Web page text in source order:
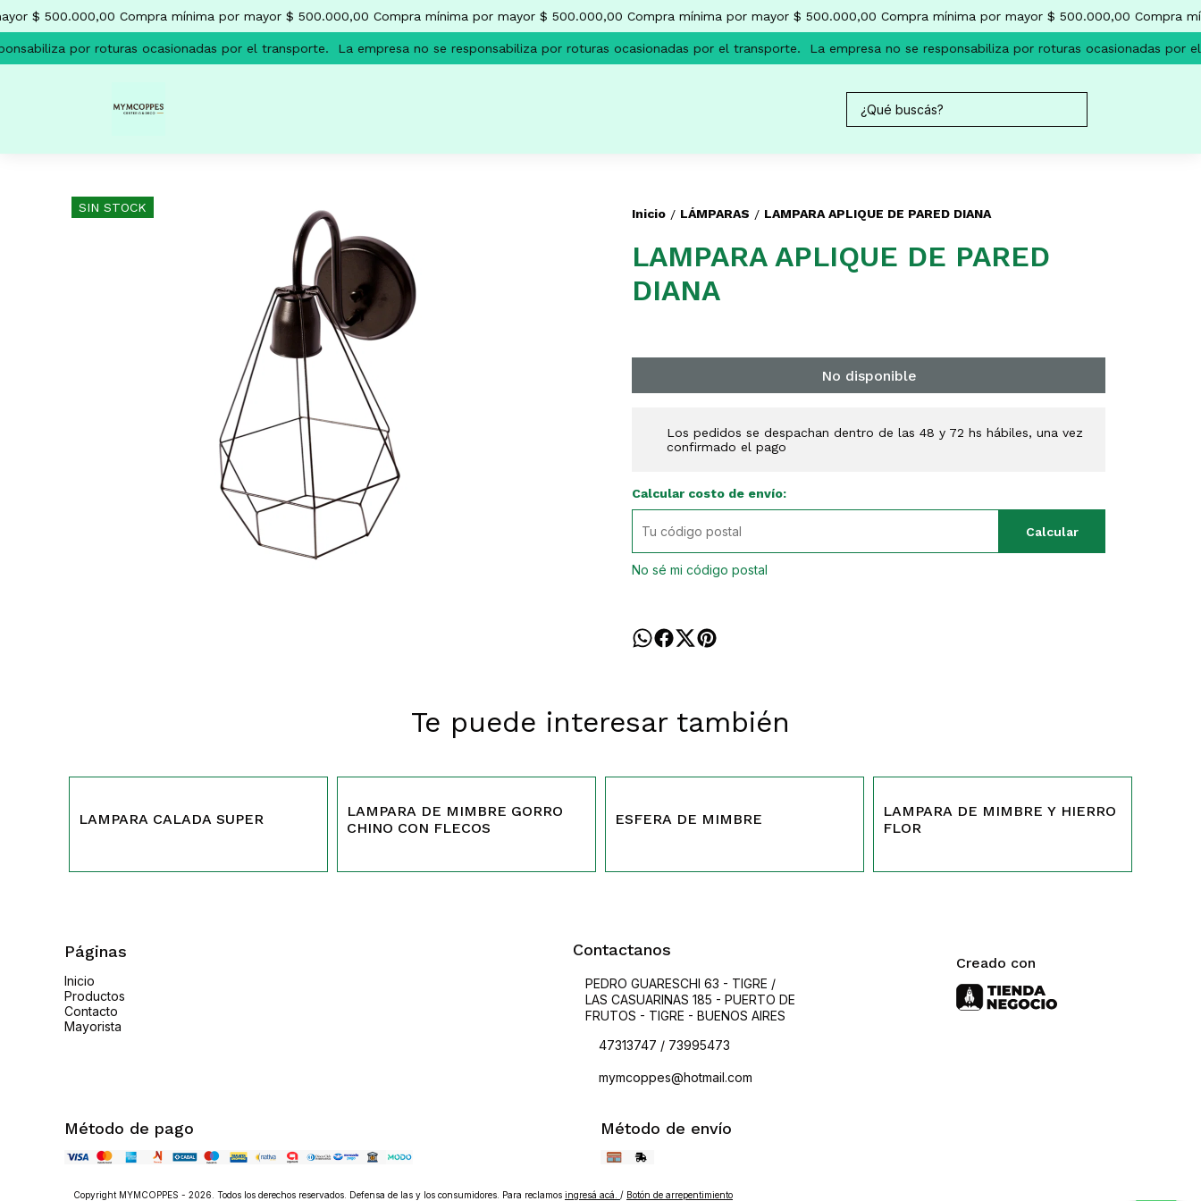
$ 500.000,00 Compra mínima por mayor $ 500.000,00 Compra mínima por mayor $ 500.000,00 Compra mínima por mayor $ 500.000,00 Compra mínima por mayor $ 500.000,00 Compra
por roturas ocasionadas por el transporte. La empresa no se responsabiliza por roturas ocasionadas por el transporte. La empresa no se responsabiliza por roturas ocasionadas por
SIN STOCK Inicio / LÁMPARAS / LAMPARA APLIQUE DE PARED DIANA
LAMPARA APLIQUE DE PARED
DIANA
No disponible
Los pedidos se despachan dentro de las 48 y 72 hs hábiles, una vez
confirmado el pago
Calcular costo de envío:
Calcular
No sé mi código postal
Te puede interesar también
LAMPARA CALADA SUPER
LAMPARA DE MIMBRE GORRO
CHINO CON FLECOS
ESFERA DE MIMBRE
LAMPARA DE MIMBRE Y HIERRO
FLOR
Páginas
Inicio
Productos
Contacto
Mayorista
Contactanos
PEDRO GUARESCHI 63 - TIGRE /
LAS CASUARINAS 185 - PUERTO DE
FRUTOS - TIGRE - BUENOS AIRES
47313747 / 73995473
mymcoppes@hotmail.com
Creado con
Método de pago Método de envío
Copyright MYMCOPPES - 2026. Todos los derechos reservados. Defensa de las y los consumidores. Para reclamos ingresá acá. / Botón de arrepentimiento